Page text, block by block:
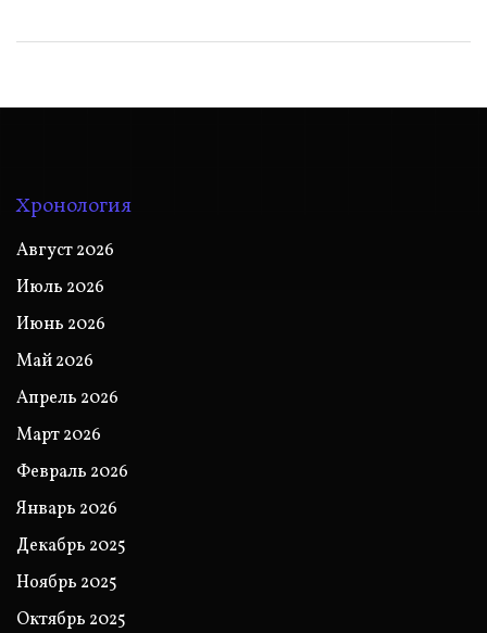
Хронология
Август 2026
Июль 2026
Июнь 2026
Май 2026
Апрель 2026
Март 2026
Февраль 2026
Январь 2026
Декабрь 2025
Ноябрь 2025
Октябрь 2025